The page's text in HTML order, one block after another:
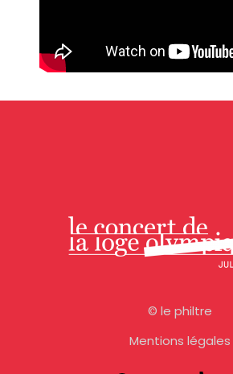
© le philtre
Mentions légales